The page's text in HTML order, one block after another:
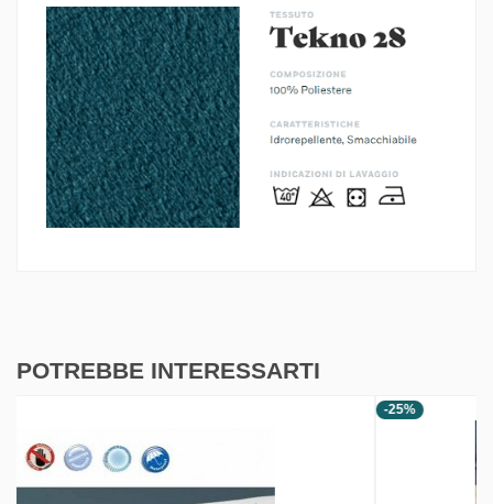
POTREBBE INTERESSARTI